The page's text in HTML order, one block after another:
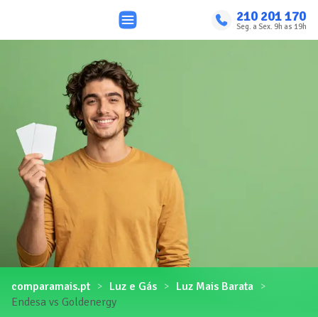
210 201 170
Seg. a Sex. 9h as 19h
comparamais.pt Luz e Gás
Luz Mais Barata
Endesa vs Goldenergy